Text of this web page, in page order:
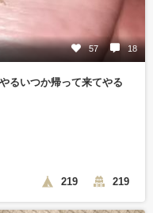
57 18
るいつか帰って来てやる
219 219